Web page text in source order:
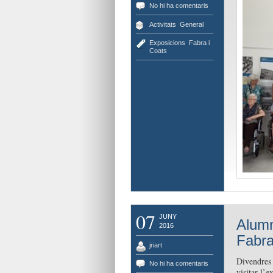
No hi ha comentaris
Activitats General
Exposicions
Fabra i
Coats
07 JUNY
2016
jriart
No hi ha comentaris